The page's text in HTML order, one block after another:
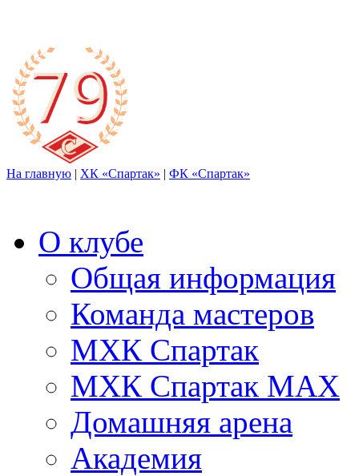
На главную | ХК «Спартак» | ФК «Спартак»
О клубе
Общая информация
Команда мастеров
МХК Спартак
МХК Спартак МАХ
Домашняя арена
Академия